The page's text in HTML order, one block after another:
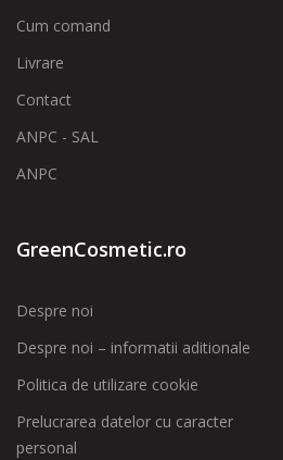
Cum comand
Livrare
Contact
ANPC - SAL
ANPC
GreenCosmetic.ro
Despre noi
Despre noi – informatii aditionale
Politica de utilizare cookie
Prelucrarea datelor cu caracter
personal